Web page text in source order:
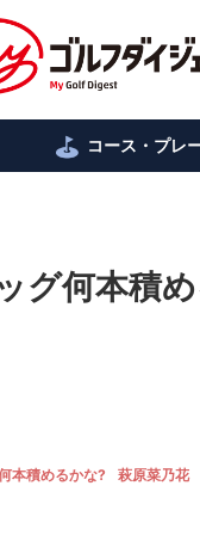
コース・プレ
グ何本積
本積めるかな? 萩原菜乃花